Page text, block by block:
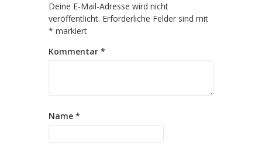
Deine E-Mail-Adresse wird nicht
veröffentlicht. Erforderliche Felder sind mit
* markiert
Kommentar *
Name *